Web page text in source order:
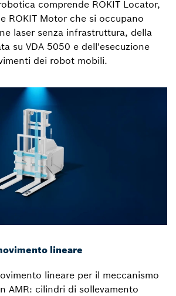
comprende ROKIT Locator,
ROKIT Motor che si occupano
laser senza infrastruttura, della
su VDA 5050 e dell'esecuzione
dei robot mobili.
lineare
lineare per il meccanismo
AMR: cilindri di sollevamento